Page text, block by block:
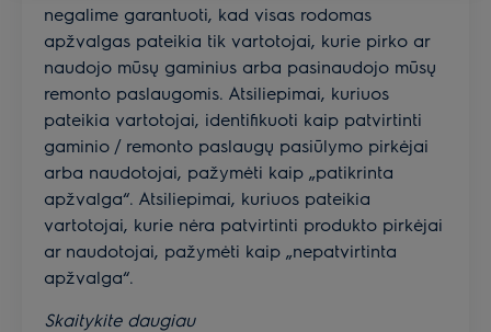
negalime garantuoti, kad visas rodomas
apžvalgas pateikia tik vartotojai, kurie pirko ar
naudojo mūsų gaminius arba pasinaudojo mūsų
remonto paslaugomis. Atsiliepimai, kuriuos
pateikia vartotojai, identifikuoti kaip patvirtinti
gaminio / remonto paslaugų pasiūlymo pirkėjai
arba naudotojai, pažymėti kaip „patikrinta
apžvalga“. Atsiliepimai, kuriuos pateikia
vartotojai, kurie nėra patvirtinti produkto pirkėjai
ar naudotojai, pažymėti kaip „nepatvirtinta
apžvalga“.
Skaitykite daugiau